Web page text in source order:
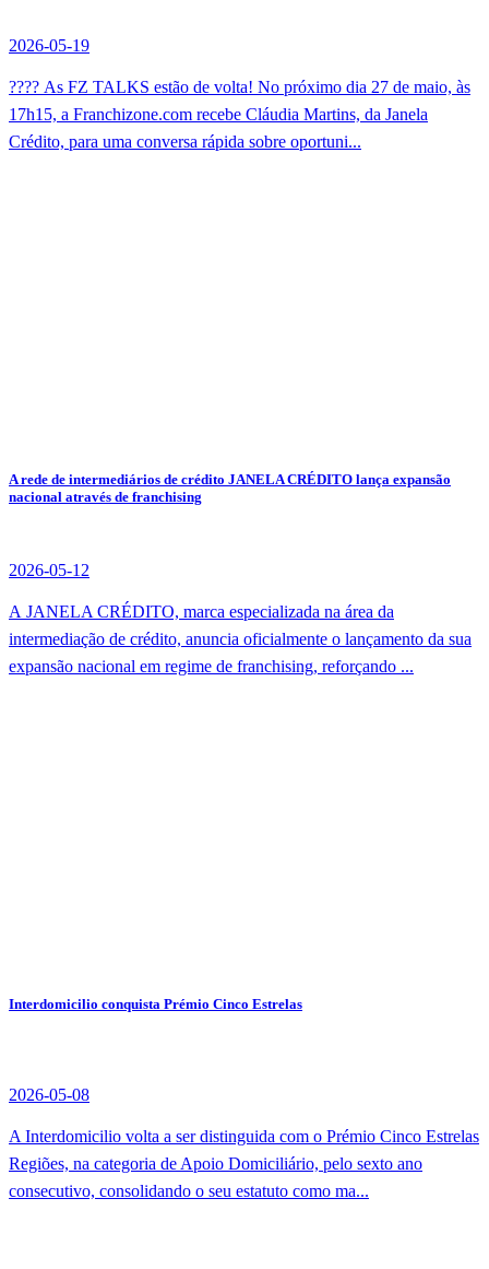
2026-05-19
???? As FZ TALKS estão de volta! No próximo dia 27 de maio, às
17h15, a Franchizone.com recebe Cláudia Martins, da Janela
Crédito, para uma conversa rápida sobre oportuni...
A rede de intermediários de crédito JANELA CRÉDITO lança expansão
nacional através de franchising
2026-05-12
A JANELA CRÉDITO, marca especializada na área da
intermediação de crédito, anuncia oficialmente o lançamento da sua
expansão nacional em regime de franchising, reforçando ...
Interdomicilio conquista Prémio Cinco Estrelas
2026-05-08
A Interdomicilio volta a ser distinguida com o Prémio Cinco Estrelas
Regiões, na categoria de Apoio Domiciliário, pelo sexto ano
consecutivo, consolidando o seu estatuto como ma...